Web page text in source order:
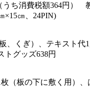
うち消費税額364円）
×15㎝、24PIN)
、くぎ）、テキスト代
トグッズ638円
（板の下に敷く用）